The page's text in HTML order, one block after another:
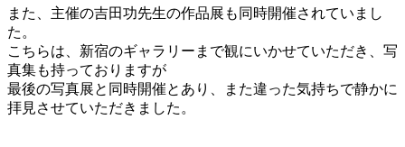
また、主催の吉田功先生の作品展も同時開催されていまし
た。
こちらは、新宿のギャラリーまで観にいかせていただき、写
真集も持っておりますが
最後の写真展と同時開催とあり、また違った気持ちで静かに
拝見させていただきました。